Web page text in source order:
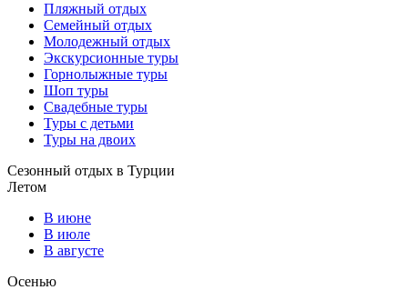
Пляжный отдых
Семейный отдых
Молодежный отдых
Экскурсионные туры
Горнолыжные туры
Шоп туры
Свадебные туры
Туры с детьми
Туры на двоих
Сезонный отдых в Турции
Летом
В июне
В июле
В августе
Осенью